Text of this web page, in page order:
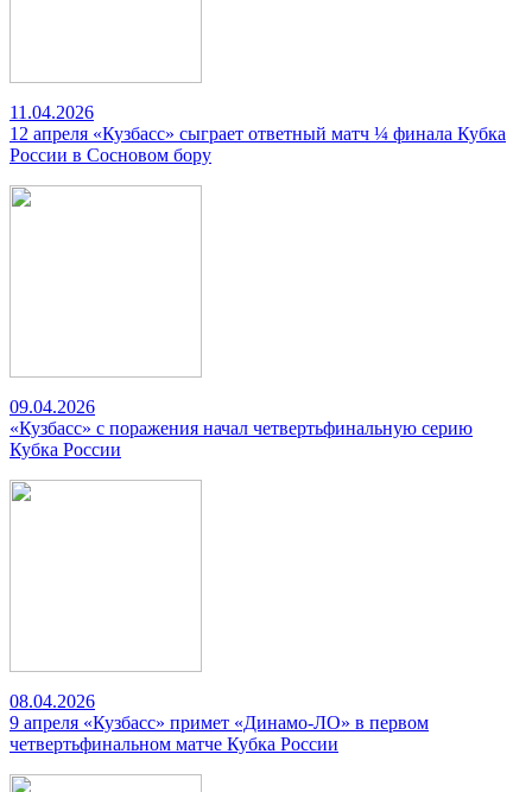
11.04.2026
12 апреля «Кузбасс» сыграет ответный матч ¼ финала Кубка
России в Сосновом бору
09.04.2026
«Кузбасс» с поражения начал четвертьфинальную серию
Кубка России
08.04.2026
9 апреля «Кузбасс» примет «Динамо-ЛО» в первом
четвертьфинальном матче Кубка России